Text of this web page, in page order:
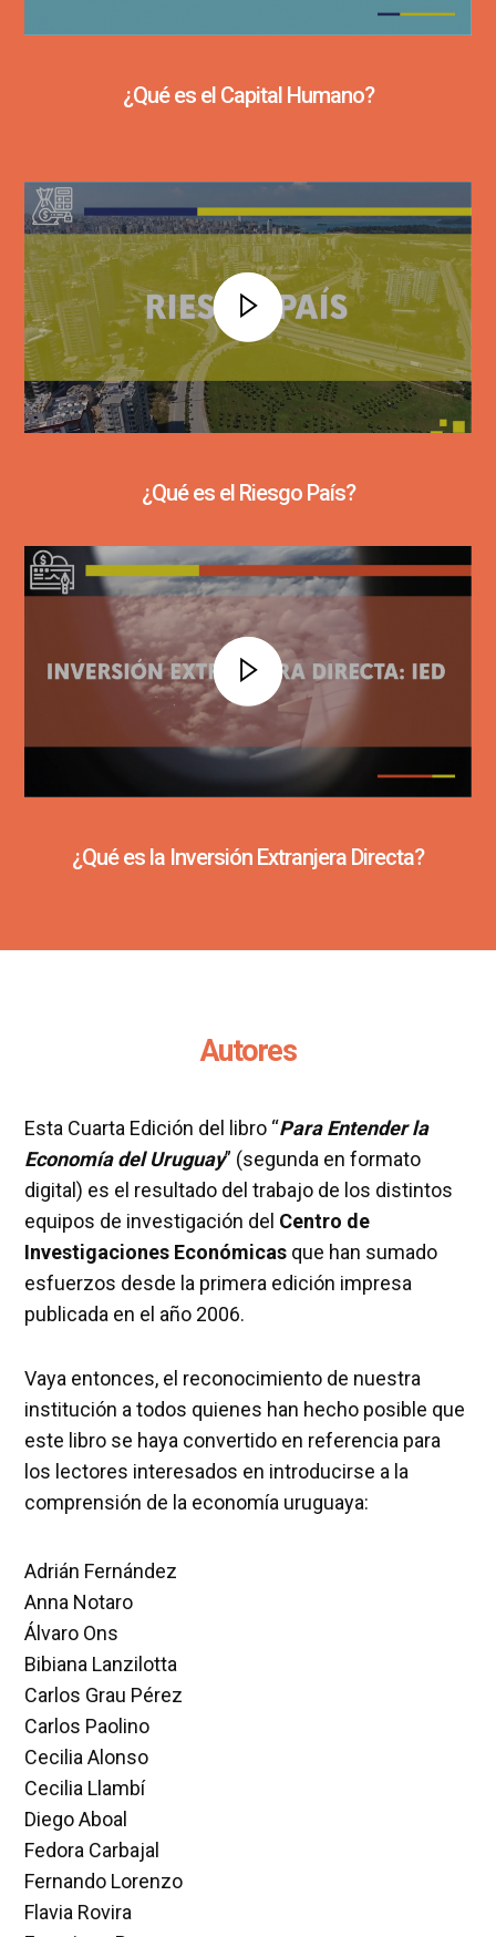
¿Qué es el Capital Humano?
¿Qué es el Riesgo País?
¿Qué es la Inversión Extranjera Directa?
Autores
Esta Cuarta Edición del libro “Para Entender la
Economía del Uruguay” (segunda en formato
digital) es el resultado del trabajo de los distintos
equipos de investigación del Centro de
Investigaciones Económicas que han sumado
esfuerzos desde la primera edición impresa
publicada en el año 2006.
Vaya entonces, el reconocimiento de nuestra
institución a todos quienes han hecho posible que
este libro se haya convertido en referencia para
los lectores interesados en introducirse a la
comprensión de la economía uruguaya:
Adrián Fernández
Anna Notaro
Álvaro Ons
Bibiana Lanzilotta
Carlos Grau Pérez
Carlos Paolino
Cecilia Alonso
Cecilia Llambí
Diego Aboal
Fedora Carbajal
Fernando Lorenzo
Flavia Rovira